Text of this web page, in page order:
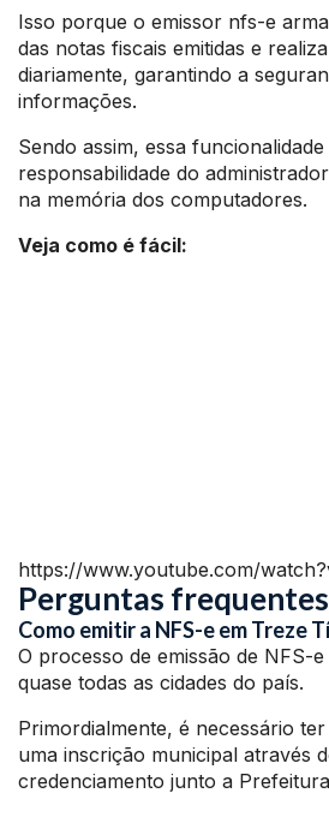
Isso porque o emissor nfs-e
das notas fiscais emitidas e
diariamente, garantindo a
informações.
Sendo assim, essa
responsabilidade do
na memória dos computadores.
Veja como é fácil:
https://www.youtube.com/
Perguntas frequentes
Como emitir a NFS-e em Treze
O processo de emissão de NFS-
quase todas as cidades do país.
Primordialmente, é necessário
uma inscrição municipal através
credenciamento junto a